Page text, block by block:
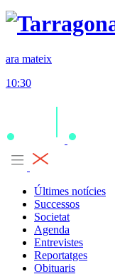
ara mateix
10:30
Últimes notícies
Successos
Societat
Agenda
Entrevistes
Reportatges
Obituaris